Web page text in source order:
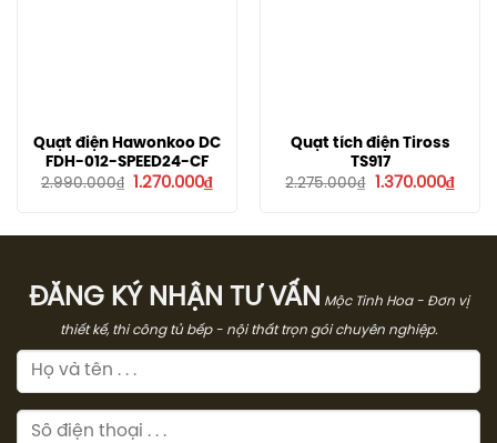
Quạt điện Hawonkoo DC
FDH-012-SPEED24-CF
2.990.000₫ Giá
1.270.000₫Giá
1.270.000₫.
Quạt tích điện Tiross
TS917
2.275.000₫
Giá
1.370.000₫Giá
ĐĂNG KÝ NHẬN TƯ VẤN
Mộc Tinh Hoa - Đơn vị
thiết kế, thi công tủ bếp - nội thất trọn gói chuyên nghiệp.